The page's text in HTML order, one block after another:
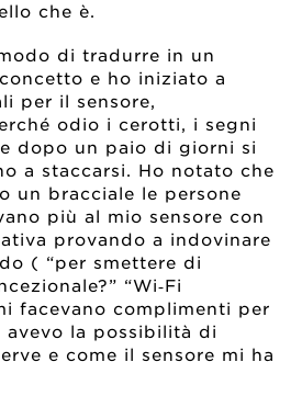
che è.
di tradurre in un
e ho iniziato a
per il sensore,
odio i cerotti, i segni
dopo un paio di giorni si
a staccarsi. Ho notato che
un bracciale le persone
più al mio sensore con
provando a indovinare
( “per smettere di
“Wi‑Fi
facevano complimenti per
avevo la possibilità di
e come il sensore mi ha